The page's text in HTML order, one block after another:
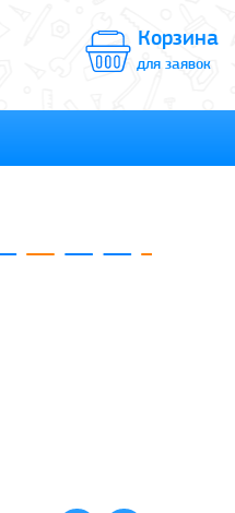
Корзина
для заявок